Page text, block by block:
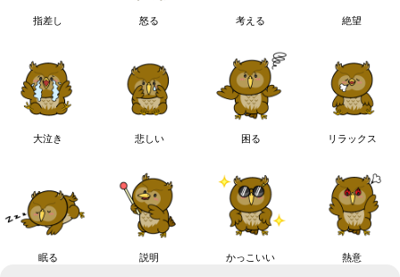
指差し 怒る 考える 絶望
大泣き 悲しい 困る リラックス
眠る 説明 かっこいい 熱意